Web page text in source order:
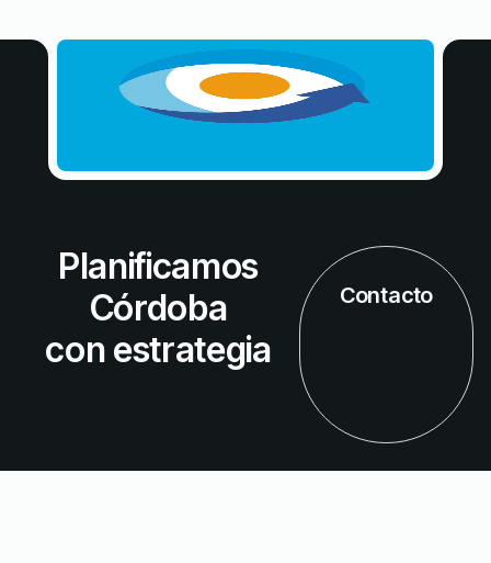
Planificamos
Córdoba
con estrategia
Contacto